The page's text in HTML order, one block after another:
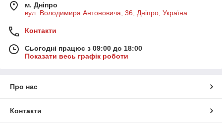
м. Дніпро
вул. Володимира Антоновича, 36, Дніпро, Україна
Контакти
Сьогодні працює з 09:00 до 18:00
Показати весь графік роботи
Про нас
Контакти